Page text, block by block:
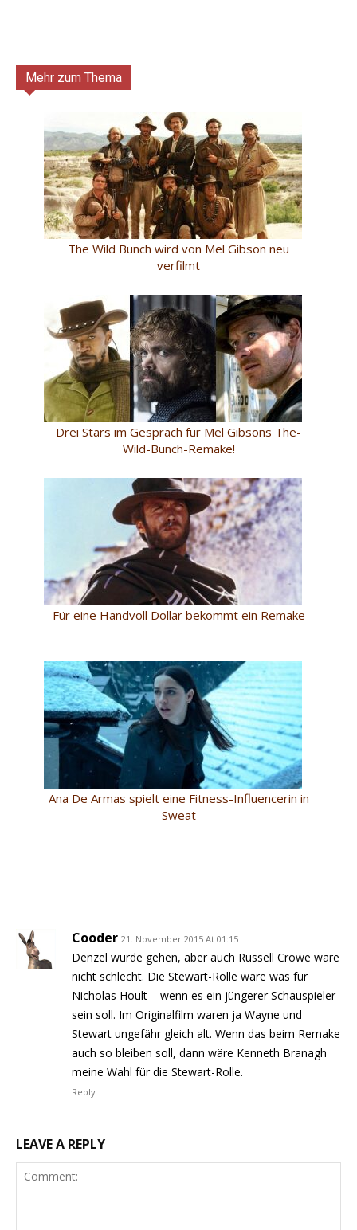
Mehr zum Thema
The Wild Bunch wird von Mel Gibson neu
verfilmt
Drei Stars im Gespräch für Mel Gibsons The-
Wild-Bunch-Remake!
Für eine Handvoll Dollar bekommt ein Remake
Ana De Armas spielt eine Fitness-Influencerin in
Sweat
Cooder 21. November 2015 At 01:15
Denzel würde gehen, aber auch Russell Crowe wäre
nicht schlecht. Die Stewart-Rolle wäre was für
Nicholas Hoult – wenn es ein jüngerer Schauspieler
sein soll. Im Originalfilm waren ja Wayne und
Stewart ungefähr gleich alt. Wenn das beim Remake
auch so bleiben soll, dann wäre Kenneth Branagh
meine Wahl für die Stewart-Rolle.
Reply
LEAVE A REPLY